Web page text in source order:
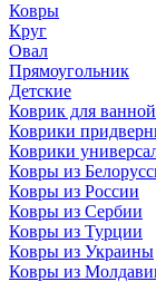
Ковры
Круг
Овал
Прямоугольник
Детские
Коврик для ванной
Коврики
Коврики
Ковры из
Ковры из России
Ковры из Сербии
Ковры из Турции
Ковры из Украины
Ковры из